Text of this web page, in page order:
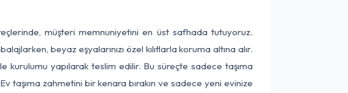
müşteri memnuniyetini en üst safhada tutuyoruz.
beyaz eşyalarınızı özel kılıflarla koruma altına alır.
kurulumu yapılarak teslim edilir. Bu süreçte sadece taşıma
Ev taşıma zahmetini bir kenara bırakın ve sadece yeni evinize